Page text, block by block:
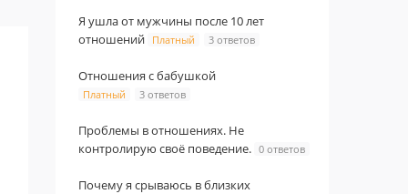
Я ушла от мужчины после 10 лет
отношений Платный 3 ответов
Отношения с бабушкой
Платный 3 ответов
Проблемы в отношениях. Не
контролирую своё поведение. 0 ответов
Почему я срываюсь в близких